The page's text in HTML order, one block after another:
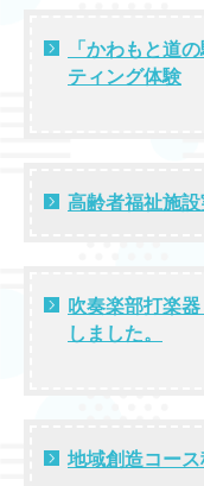
「かわもと道
ティング体験
高齢者福祉施設
吹奏楽部打楽
しました。
地域創造コー